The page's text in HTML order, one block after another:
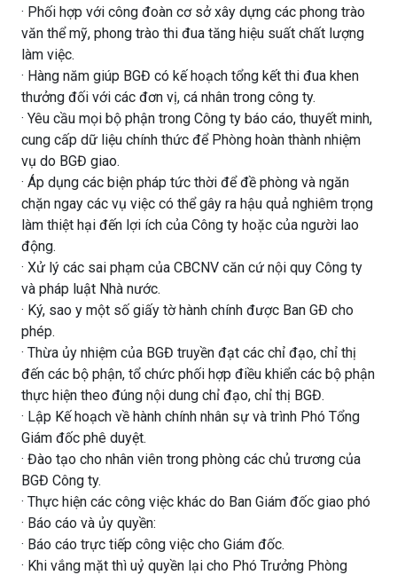
· Phối hợp với công đoàn cơ sở xây dựng các phong trào
văn thể mỹ, phong trào thi đua tăng hiệu suất chất lượng
làm việc.
· Hàng năm giúp BGĐ có kế hoạch tổng kết thi đua khen
thưởng đối với các đơn vị, cá nhân trong công ty.
· Yêu cầu mọi bộ phận trong Công ty báo cáo, thuyết minh,
cung cấp dữ liệu chính thức để Phòng hoàn thành nhiệm
vụ do BGĐ giao.
· Áp dụng các biện pháp tức thời để đề phòng và ngăn
chặn ngay các vụ việc có thể gây ra hậu quả nghiêm trọng
làm thiệt hại đến lợi ích của Công ty hoặc của người lao
động.
· Xử lý các sai phạm của CBCNV căn cứ nội quy Công ty
và pháp luật Nhà nước.
· Ký, sao y một số giấy tờ hành chính được Ban GĐ cho
phép.
· Thừa ủy nhiệm của BGĐ truyền đạt các chỉ đạo, chỉ thị
đến các bộ phận, tổ chức phối hợp điều khiển các bộ phận
thực hiện theo đúng nội dung chỉ đạo, chỉ thị BGĐ.
· Lập Kế hoạch về hành chính nhân sự và trình Phó Tổng
Giám đốc phê duyệt.
· Đào tạo cho nhân viên trong phòng các chủ trương của
BGĐ Công ty.
· Thực hiện các công việc khác do Ban Giám đốc giao phó
· Báo cáo và ủy quyền:
· Báo cáo trực tiếp công việc cho Giám đốc.
· Khi vắng mặt thì uỷ quyền lại cho Phó Trưởng Phòng